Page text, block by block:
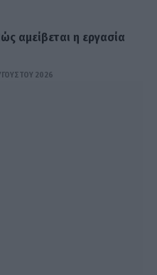
αμείβεται η εργασία
2026